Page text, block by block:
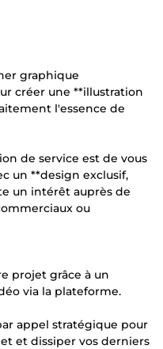
graphique
créer une **illustration
l'essence de
de service est de vous
un **design exclusif,
un intérêt auprès de
ou
projet grâce à un
via la plateforme.
appel stratégique pour
et dissiper vos derniers